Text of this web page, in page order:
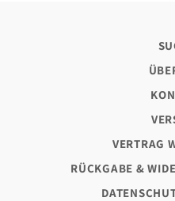
VERTRAG
RÜCKGABE &